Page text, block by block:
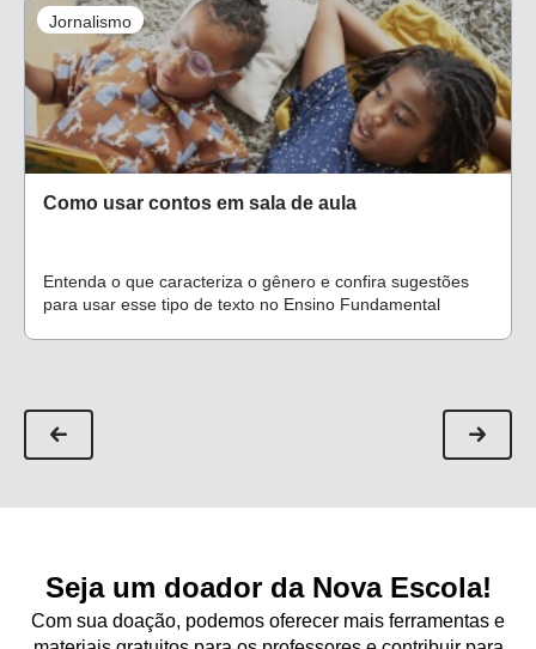
Jornalismo
Como usar contos em sala de aula
Entenda o que caracteriza o gênero e confira sugestões
para usar esse tipo de texto no Ensino Fundamental
Seja um doador da Nova Escola!
Com sua doação, podemos oferecer mais ferramentas e